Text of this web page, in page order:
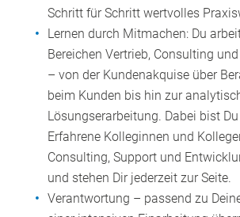
Schritt für Schritt wertvolles
Lernen durch Mitmachen: Du
Bereichen Vertrieb, Consulting
– von der Kundenakquise über
beim Kunden bis hin zur
Lösungserarbeitung. Dabei bist
Erfahrene Kolleginnen und
Consulting, Support und
und stehen Dir jederzeit zur Seite.
Verantwortung – passend zu